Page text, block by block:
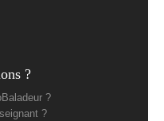
?
?
?